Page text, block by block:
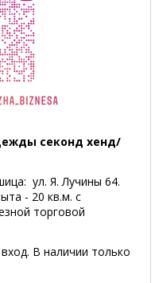
секонд хенд/
ул. Я. Лучины 64.
- 20 кв.м. с
торговой
В наличии только